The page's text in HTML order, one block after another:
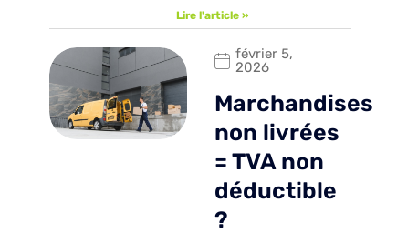
Lire l'article »
février 5,
2026
Marchandises
non livrées
= TVA non
déductible
?